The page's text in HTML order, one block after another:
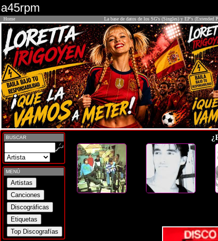
a45rpm
Home La base de datos de los SG's (Singles) y EP's (Extended
BUSCAR
MENÚ